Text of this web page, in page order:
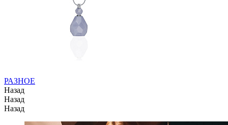
РАЗНОЕ
Назад
Назад
Назад